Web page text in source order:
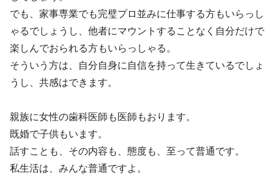
でも、家事専業でも完璧プロ並みに仕事する方もいらっし
ゃるでしょうし、他者にマウントすることなく自分だけで
楽しんでおられる方もいらっしゃる。
そういう方は、自分自身に自信を持って生きているでしょ
うし、共感はできます。
親族に女性の歯科医師も医師もおります。
既婚で子供もいます。
話すことも、その内容も、態度も、至って普通です。
私生活は、みんな普通ですよ。